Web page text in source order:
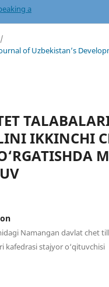
/
of Uzbekistan’s
IKKINCHI
Namangan davlat chet
kafedrasi stajyor o‘qituvchisi